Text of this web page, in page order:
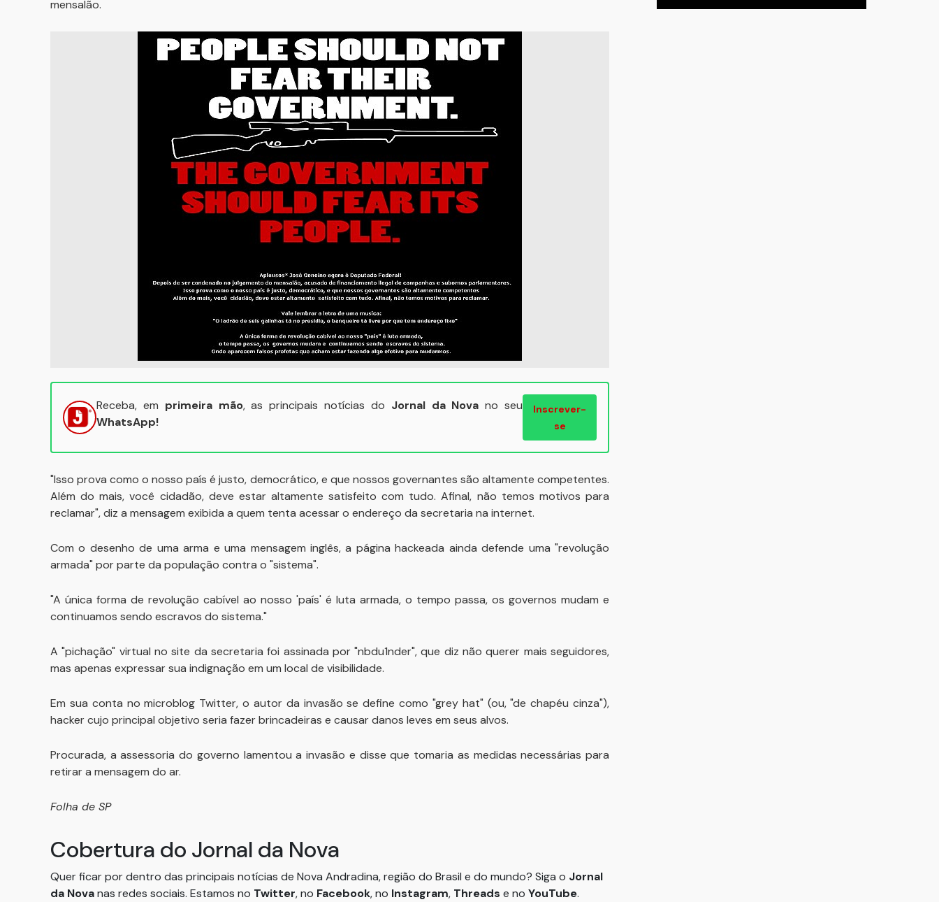
mensalão.
Receba, em primeira mão, as principais notícias do Jornal da Nova no seu
WhatsApp!
Inscrever-
se
"Isso prova como o nosso país é justo, democrático, e que nossos governantes são altamente competentes.
Além do mais, você cidadão, deve estar altamente satisfeito com tudo. Afinal, não temos motivos para
reclamar", diz a mensagem exibida a quem tenta acessar o endereço da secretaria na internet.
Com o desenho de uma arma e uma mensagem inglês, a página hackeada ainda defende uma "revolução
armada" por parte da população contra o "sistema".
"A única forma de revolução cabível ao nosso 'país' é luta armada, o tempo passa, os governos mudam e
continuamos sendo escravos do sistema."
A "pichação" virtual no site da secretaria foi assinada por "nbdu1nder", que diz não querer mais seguidores,
mas apenas expressar sua indignação em um local de visibilidade.
Em sua conta no microblog Twitter, o autor da invasão se define como "grey hat" (ou, "de chapéu cinza"),
hacker cujo principal objetivo seria fazer brincadeiras e causar danos leves em seus alvos.
Procurada, a assessoria do governo lamentou a invasão e disse que tomaria as medidas necessárias para
retirar a mensagem do ar.
Folha de SP
Cobertura do Jornal da Nova
Quer ficar por dentro das principais notícias de Nova Andradina, região do Brasil e do mundo? Siga o Jornal
da Novanas redes sociais. Estamos no Twitter, no Facebook, no Instagram, Threads e no YouTube.